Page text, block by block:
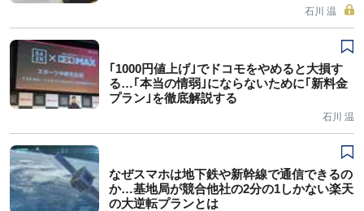
石川 温
｢1000円値上げ｣でドコモをやめると大損す
る…｢本当の情弱｣にならないために｢新料金
プラン｣を徹底解説する
石川 温
なぜスマホは地下鉄や新幹線で通信できるの
か…基地局が競合他社の2分の1しかない楽天
の大逆転プランとは